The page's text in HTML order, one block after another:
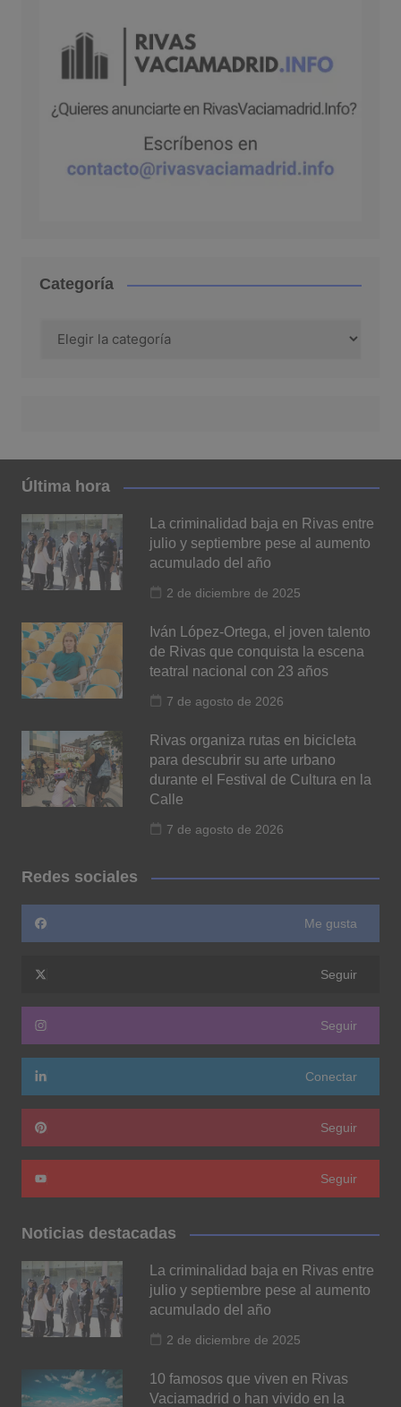
Categoría
Última hora
La criminalidad baja en Rivas entre
julio y septiembre pese al aumento
acumulado del año
2 de diciembre de 2025
Iván López-Ortega, el joven talento
de Rivas que conquista la escena
teatral nacional con 23 años
7 de agosto de 2026
Rivas organiza rutas en bicicleta
para descubrir su arte urbano
durante el Festival de Cultura en la
Calle
7 de agosto de 2026
Redes sociales
Me gusta
Seguir
Seguir
Conectar
Seguir
Seguir
Noticias destacadas
La criminalidad baja en Rivas entre
julio y septiembre pese al aumento
acumulado del año
2 de diciembre de 2025
10 famosos que viven en Rivas
Vaciamadrid o han vivido en la